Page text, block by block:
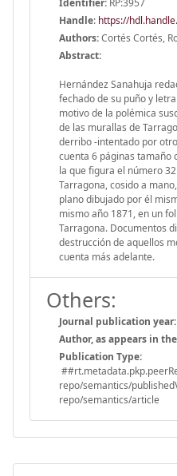
Identifier: RP:3957
Handle: https://
Authors:Cortés Cortés,
Abstract:
Hernández Sanahuja
fechado de su puño y
motivo de la polémica
de las murallas de
derribo -intentado por
cuenta 6 páginas tamaño
la que figura el número
Tarragona, cosido a
plano dibujado por él
mismo año 1871, en un
Tarragona. Documentos
destrucción de aquellos
cuenta más adelante.
Others:
Journal publication year:
Author, as appears in
Publication Type:
repo/semantics/
repo/semantics/article